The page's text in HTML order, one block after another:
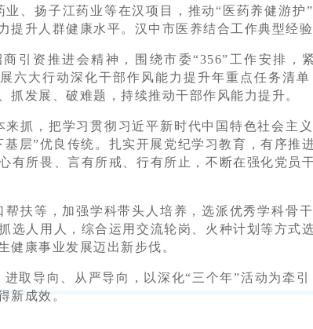
、扬子江药业等在汉项目，推动“医药养健游护
升人群健康水平。汉中市医养结合工作典型经
引资推进会精神，围绕市委“356”工作安排，
六大行动深化干部作风能力提升年重点任务清
发展、破难题，持续推动干部作风能力提升。
抓，把学习贯彻习近平新时代中国特色社会主
层”优良传统。扎实开展党纪学习教育，有序推
有所畏、言有所戒、行有所止，不断在强化党员
扶等，加强学科带头人培养，选派优秀学科骨
选人用人，综合运用交流轮岗、火种计划等方式
健康事业发展迈出新步伐。
取导向、从严导向，以深化“三个年”活动为牵
新成效。